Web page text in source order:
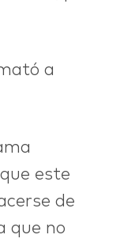
a
este
de
que no